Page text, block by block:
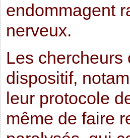
endommagent
nerveux.
Les chercheurs
dispositif,
leur protocole
même de faire